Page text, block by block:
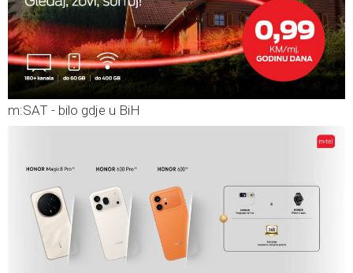
m:SAT - bilo gdje u BiH